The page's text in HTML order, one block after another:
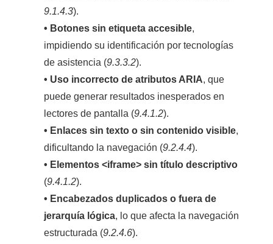
9.1.4.3).
• Botones sin etiqueta accesible,
impidiendo su identificación por tecnologías
de asistencia (9.3.3.2).
• Uso incorrecto de atributos ARIA, que
puede generar resultados inesperados en
lectores de pantalla (9.4.1.2).
• Enlaces sin texto o sin contenido visible,
dificultando la navegación (9.2.4.4).
• Elementos <iframe> sin título descriptivo
(9.4.1.2).
• Encabezados duplicados o fuera de
jerarquía lógica, lo que afecta la navegación
estructurada (9.2.4.6).